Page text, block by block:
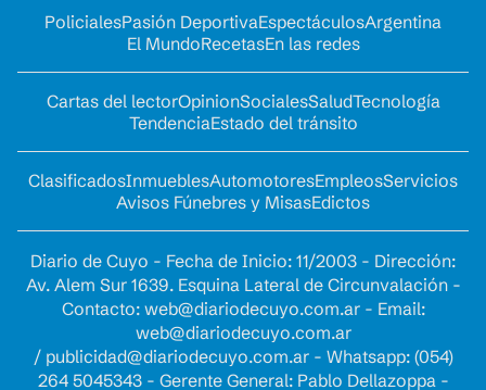
PolicialesPasión DeportivaEspectáculosArgentina
El MundoRecetasEn las redes
Cartas del lectorOpinionSocialesSaludTecnología
TendenciaEstado del tránsito
ClasificadosInmueblesAutomotoresEmpleosServicios
Avisos Fúnebres y MisasEdictos
Diario de Cuyo - Fecha de Inicio: 11/2003 - Dirección:
Av. Alem Sur 1639. Esquina Lateral de Circunvalación -
Contacto: web@diariodecuyo.com.ar- Email:
web@diariodecuyo.com.ar
/ publicidad@diariodecuyo.com.ar- Whatsapp: (054)
264 5045343 - Gerente General: Pablo Dellazoppa -